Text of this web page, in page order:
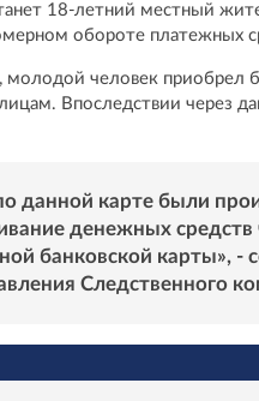
18-летний местный
обороте платежных
молодой человек приобрел
Впоследствии через
данной карте были
денежных
банковской карты», -
Следственного